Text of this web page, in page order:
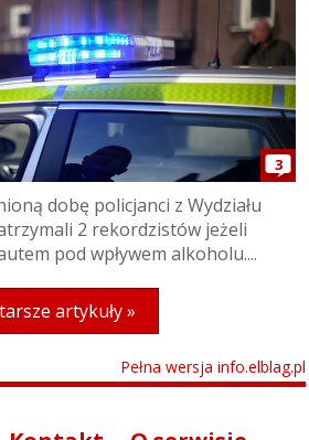
3
dobę policjanci z Wydziału
2 rekordzistów jeżeli
pod wpływem alkoholu....
artykuły »
Pełna wersja info.elblag.pl